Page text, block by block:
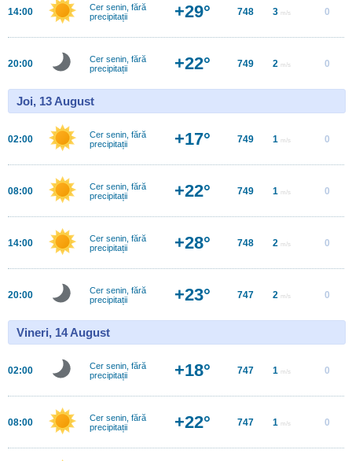
14:00
Cer senin, fără
precipitații
+29° 748 3 m/s 0
20:00
Cer senin, fără
precipitații
+22° 749 2 m/s 0
Joi, 13 August
02:00
Cer senin, fără
precipitații
+17° 749 1 m/s 0
08:00
Cer senin, fără
precipitații
+22° 749 1 m/s 0
14:00
Cer senin, fără
precipitații
+28° 748 2 m/s 0
20:00
Cer senin, fără
precipitații
+23° 747 2 m/s 0
Vineri, 14 August
02:00
Cer senin, fără
precipitații
+18° 747 1 m/s 0
08:00
Cer senin, fără
precipitații
+22° 747 1 m/s 0